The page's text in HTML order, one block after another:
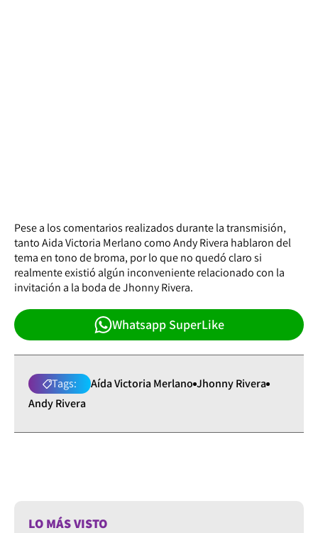
Pese a los comentarios realizados durante la transmisión,
tanto Aida Victoria Merlano como Andy Rivera hablaron del
tema en tono de broma, por lo que no quedó claro si
realmente existió algún inconveniente relacionado con la
invitación a la boda de Jhonny Rivera.
Whatsapp SuperLike
Tags: Aída Victoria Merlano Jhonny Rivera
Andy Rivera
LO MÁS VISTO